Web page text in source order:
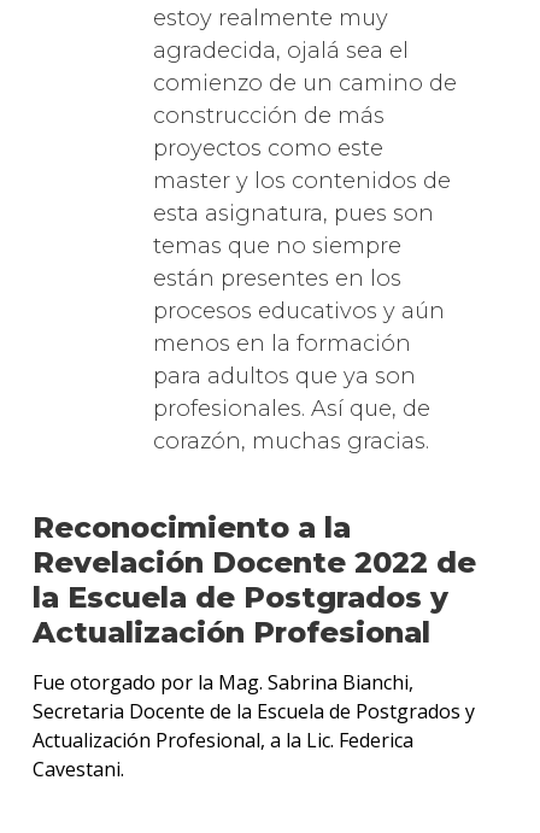
estoy realmente muy
agradecida, ojalá sea el
comienzo de un camino de
construcción de más
proyectos como este
master y los contenidos de
esta asignatura, pues son
temas que no siempre
están presentes en los
procesos educativos y aún
menos en la formación
para adultos que ya son
profesionales. Así que, de
corazón, muchas gracias.
Reconocimiento a la
Revelación Docente 2022 de
la Escuela de Postgrados y
Actualización Profesional
Fue otorgado por la Mag. Sabrina Bianchi,
Secretaria Docente de la Escuela de Postgrados y
Actualización Profesional, a la Lic. Federica
Cavestani.